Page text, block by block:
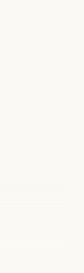
rubrik
senare om
domar till
motiv att
som de
metod